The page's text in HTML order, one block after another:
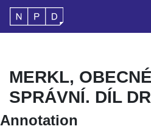
MERKL,
SPRÁVNÍ. DÍL
Annotation